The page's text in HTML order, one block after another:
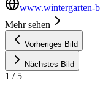
www.wintergarten-
Mehr sehen
Vorheriges Bild
Nächstes Bild
1 / 5